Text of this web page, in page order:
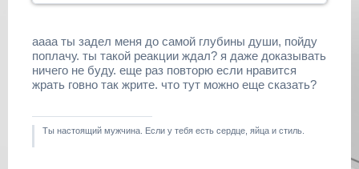
аааа ты задел меня до самой глубины души, пойду
поплачу. ты такой реакции ждал? я даже доказывать
ничего не буду. еще раз повторю если нравится
жрать говно так жрите. что тут можно еще сказать?
Ты настоящий мужчина. Если у тебя есть сердце, яйца и стиль.